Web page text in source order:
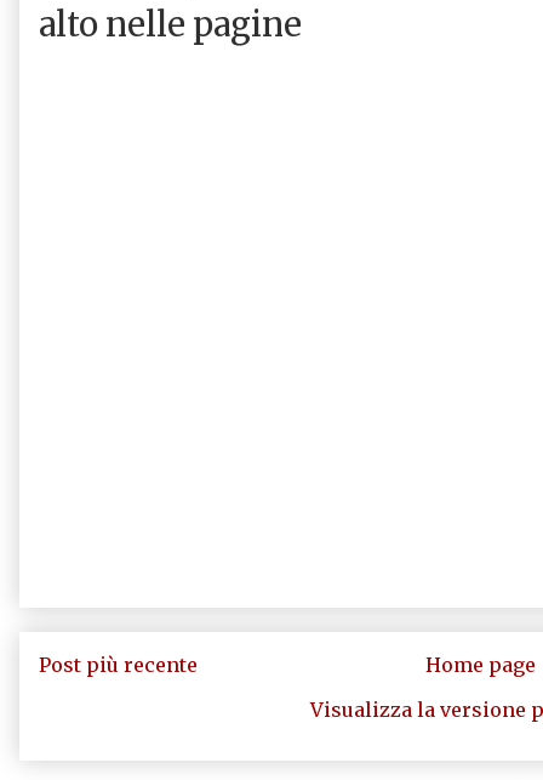
alto nelle pagine
Post più recente
Home page
Visualizza la versione